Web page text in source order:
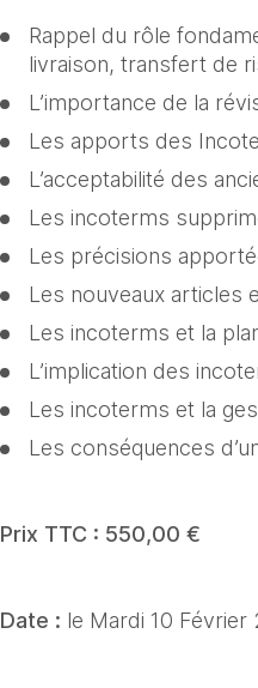
Rappel du rôle
livraison, transfert de
L’importance de la
Les apports des
L’acceptabilité des
Les incoterms
Les précisions
Les nouveaux articles
Les incoterms et la
L’implication des
Les incoterms et la
Les conséquences
Prix TTC : 550,00 €
Date : le Mardi 10 Février